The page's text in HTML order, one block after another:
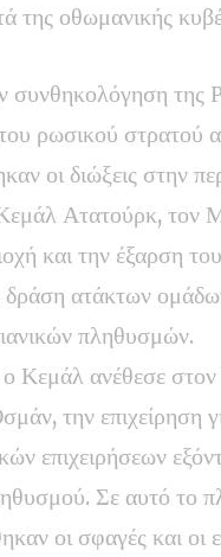
της οθωμανικής
συνθηκολόγηση της
ρωσικού στρατού
οι διώξεις στην
Ατατούρκ, τον
και την έξαρση
δράση ατάκτων
πληθυσμών.
Κεμάλ ανέθεσε στον
την επιχείρηση
επιχειρήσεων
Σε αυτό το
οι σφαγές και οι